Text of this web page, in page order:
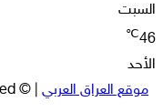
السبت
46
℃
الأحد
موقع العراق العربي | © Copyright 2026, All Rights Reserved